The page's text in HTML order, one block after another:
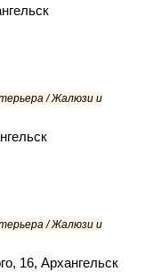
/ Жалюзи и
/ Жалюзи и
16, Архангельск